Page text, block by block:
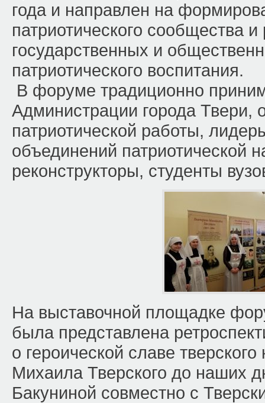
года и направлен на
патриотического сообщества
государственных и
патриотического воспитания.
В форуме традиционно
Администрации города Твери,
патриотической работы,
объединений патриотической
реконструкторы, студенты
На выставочной площадке
была представлена
о героической славе
Михаила Тверского до наших
Бакуниной совместно с